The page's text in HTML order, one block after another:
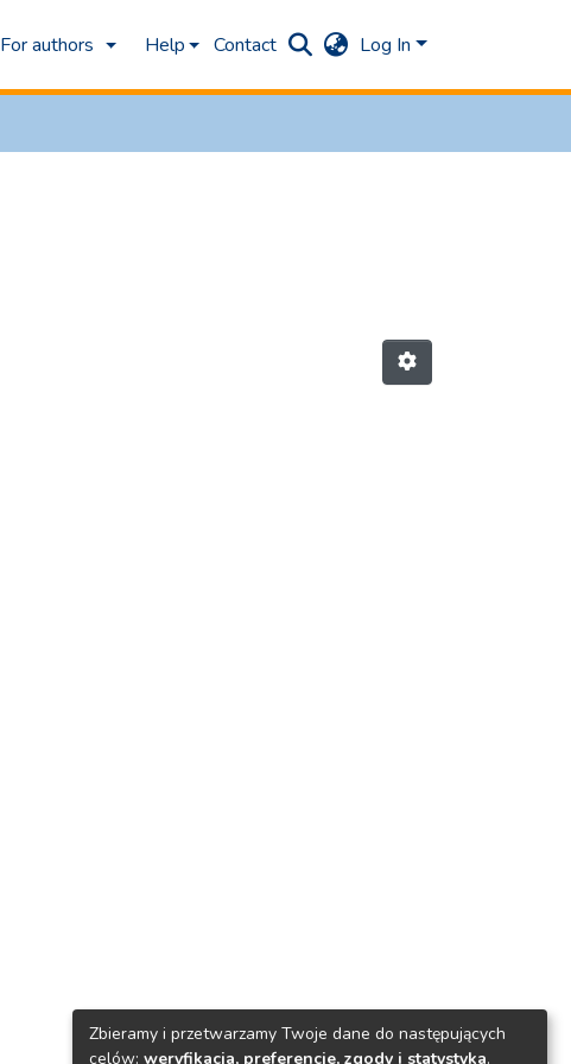
For authors Help Contact Log In
Zbieramy i przetwarzamy Twoje dane do następujących
celów: weryfikacja, preferencje, zgody i statystyka.